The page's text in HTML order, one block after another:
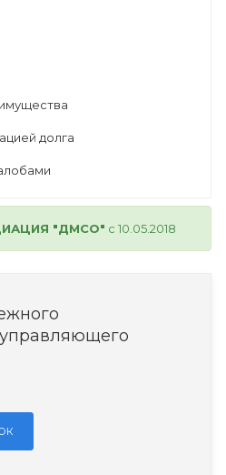
долга
"ДМСО" с 10.05.2018